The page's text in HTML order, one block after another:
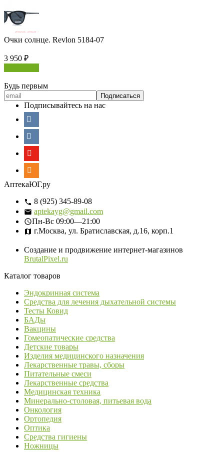
Очки солнце. Revlon 5184-07
3 950 ₽
Будь первым
Подписывайтесь на нас
АптекаЮГ.ру
8 (925) 345-89-08
aptekayg@gmail.com
Пн-Вс 09:00—21:00
г.Москва, ул. Братиславская, д.16, корп.1
Создание и продвижение интернет-магазинов
BrutalPixel.ru
Каталог товаров
Эндокринная система
Средства для лечения дыхательной системы
Тесты Ковид
БАДы
Вакцины
Гомеопатические средства
Детские товары
Изделия медицинского назначения
Лекарственные травы, сборы
Питательные смеси
Лекарственные средства
Медицинская техника
Минерально-столовая, питьевая вода
Онкология
Ортопедия
Оптика
Средства гигиены
Ножницы